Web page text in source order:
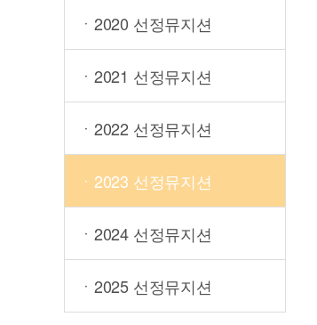
ㆍ2020 선정뮤지션
ㆍ2021 선정뮤지션
ㆍ2022 선정뮤지션
ㆍ2023 선정뮤지션
ㆍ2024 선정뮤지션
ㆍ2025 선정뮤지션